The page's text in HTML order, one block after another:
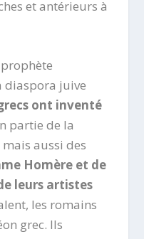
et antérieurs à
diaspora juive
ont inventé
partie de la
aussi des
Homère et de
leurs artistes
les romains
grec. Ils